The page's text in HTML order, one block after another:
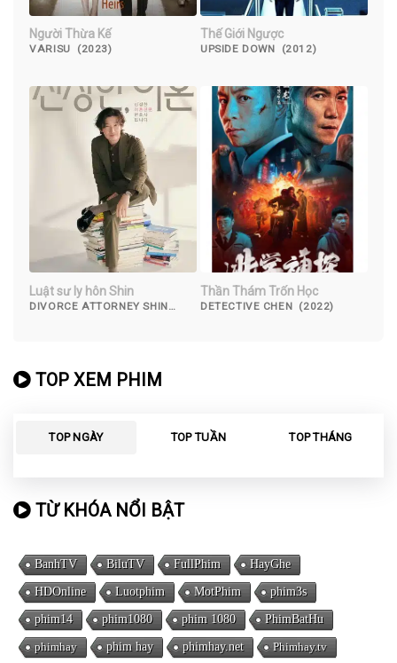
Người Thừa Kế
VARISU (2023)
Thế Giới Ngược
UPSIDE DOWN (2012)
Luật sư ly hôn Shin
DIVORCE ATTORNEY SHIN
Thần Thám Trốn Học
DETECTIVE CHEN (2022)
TOP XEM PHIM
TOP NGÀY TOP TUẦN TOP THÁNG
TỪ KHÓA NỔI BẬT
BanhTV BiluTV FullPhim HayGhe
HDOnline Luotphim MotPhim phim3s
phim14 phim1080 phim 1080 PhimBatHu
phimhay phim hay phimhay.net Phimhay.tv